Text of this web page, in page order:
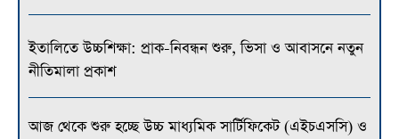
ইতালিতে উচ্চশিক্ষা: প্রাক-নিবন্ধন শুরু, ভিসা ও আবাসনে নতুন
নীতিমালা প্রকাশ
আজ থেকে শুরু হচ্ছে উচ্চ মাধ্যমিক সার্টিফিকেট (এইচএসসি) ও